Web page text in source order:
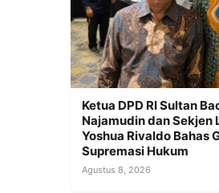
Ketua DPD RI Sultan
Najamudin dan Sekjen
Yoshua Rivaldo Bahas
Supremasi Hukum
Agustus 8, 2026